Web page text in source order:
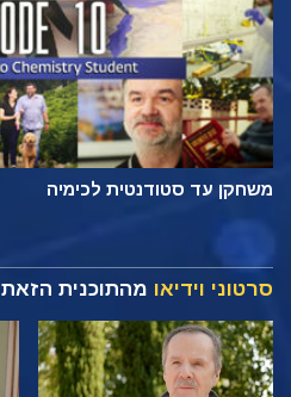
משחקן עד סטודנטית לכימיה
סרטוני וידיאו מהתוכנית הזאת